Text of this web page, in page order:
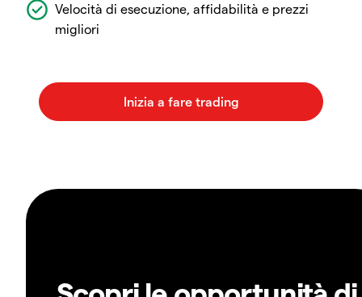
Velocità di esecuzione, affidabilità e prezzi
migliori